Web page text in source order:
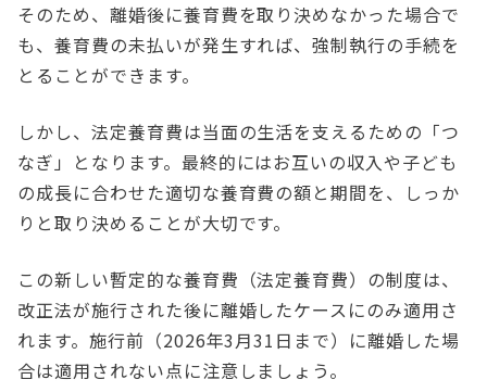
そのため、離婚後に養育費を取り決めなかった場合で
も、養育費の未払いが発生すれば、強制執行の手続を
とることができます。
しかし、法定養育費は当面の生活を支えるための「つ
なぎ」となります。最終的にはお互いの収入や子ども
の成長に合わせた適切な養育費の額と期間を、しっか
りと取り決めることが大切です。
この新しい暫定的な養育費（法定養育費）の制度は、
改正法が施行された後に離婚したケースにのみ適用さ
れます。施行前（2026年3月31日まで）に離婚した場
合は適用されない点に注意しましょう。